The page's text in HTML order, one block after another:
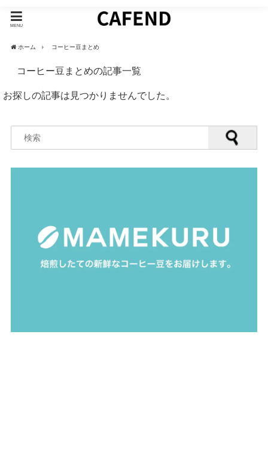
MENU
ホーム コーヒー豆まとめ
コーヒー豆まとめの記事一覧
お探しの記事は見つかりませんでした。